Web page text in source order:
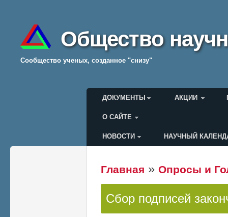
Общество
Cообщество ученых, созданное "снизу"
Главное меню
ДОКУМЕНТЫ АКЦИИ
О САЙТЕ
Меню пользователя
НОВОСТИ НАУЧНЫЙ
Вы здесь
Главная » Опросы и
Статус
Сбор подписей